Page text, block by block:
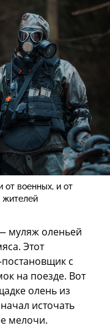
от военных, и от
муляж оленьей
Этот
с
на поезде. Вот
олень из
источать
мелочи.